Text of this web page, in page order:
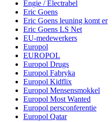
Engie / Electrabel
Eric Goens
Eric Goens leuning komt er
Eric Goens LS Net
EU-medewerkers
Europol
EUROPOL
Europol Drugs
Europol Fabryka
Europol Kidflix
Europol Mensensmokkel
Europol Most Wanted
Europol persconferentie
Europol Qatar